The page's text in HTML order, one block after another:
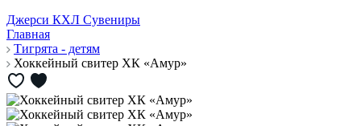
Джерси КХЛ Сувениры
Главная
Тигрята - детям
Хоккейный свитер ХК «Амур»